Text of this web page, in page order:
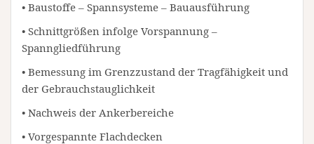
• Baustoffe – Spannsysteme – Bauausführung
• Schnittgrößen infolge Vorspannung –
Spanngliedführung
• Bemessung im Grenzzustand der Tragfähigkeit und
der Gebrauchstauglichkeit
• Nachweis der Ankerbereiche
• Vorgespannte Flachdecken